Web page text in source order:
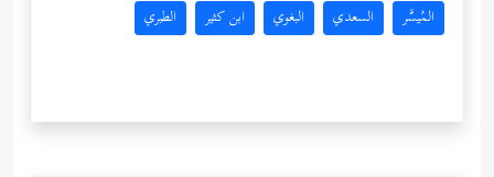
المُيسَّر السعدي البغوي ابن كثير الطبري